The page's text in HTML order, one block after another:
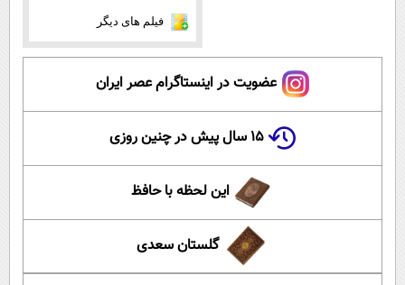
فیلم های دیگر
عضویت در اینستاگرام عصر ایران
۱۵ سال پیش در چنین روزی
این لحظه با حافظ
گلستان سعدی